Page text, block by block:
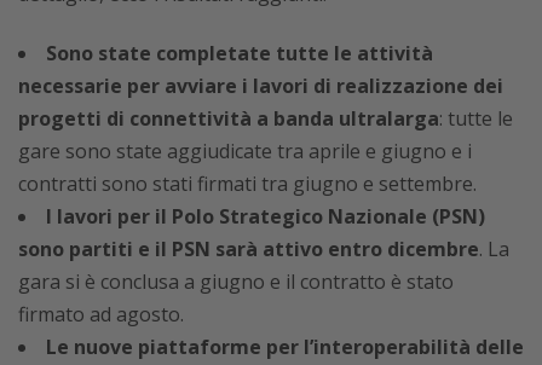
Sono state completate tutte le attività
necessarie per avviare i lavori di realizzazione dei
progetti di connettività a banda ultralarga: tutte le
gare sono state aggiudicate tra aprile e giugno e i
contratti sono stati firmati tra giugno e settembre.
I lavori per il Polo Strategico Nazionale (PSN)
sono partiti e il PSN sarà attivo entro dicembre. La
gara si è conclusa a giugno e il contratto è stato
firmato ad agosto.
Le nuove piattaforme per l’interoperabilità delle